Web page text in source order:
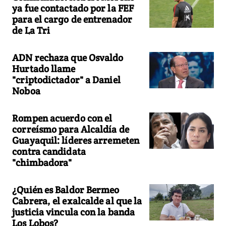
ya fue contactado por la FEF
para el cargo de entrenador
de La Tri
ADN rechaza que Osvaldo
Hurtado llame
"criptodictador" a Daniel
Noboa
Rompen acuerdo con el
correísmo para Alcaldía de
Guayaquil: líderes arremeten
contra candidata
"chimbadora"
¿Quién es Baldor Bermeo
Cabrera, el exalcalde al que la
justicia vincula con la banda
Los Lobos?